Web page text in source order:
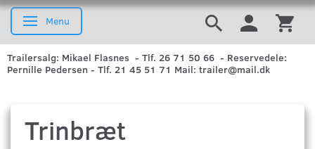
Skifte navigation
Menu
Trailersalg: Mikael Flasnes - Tlf. 26 71 50 66 - Reservedele:
Pernille Pedersen - Tlf. 21 45 51 71 Mail: trailer@mail.dk
Trinbræt